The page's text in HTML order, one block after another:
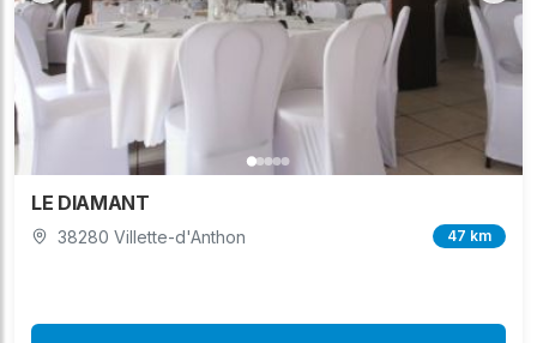
LE DIAMANT
38280 Villette-d'Anthon 47 km